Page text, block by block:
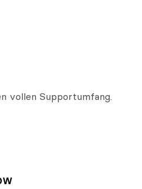
vollen Supportumfang.